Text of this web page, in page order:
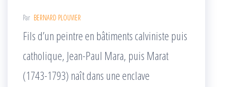
Par BERNARD PLOUVIER
Fils d’un peintre en bâtiments calviniste puis
catholique, Jean-Paul Mara, puis Marat
(1743-1793) naît dans une enclave